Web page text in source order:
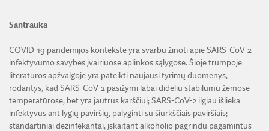
PARTNERIAI, RĖMĖJAI IR MECENATAI
AKADEMIJA ŠIANDIEN
BUKLETAS APIE LMA
VIRTUALI LMA
Simbolika
Apdovanojimai
LMA fondai
Santrauka
COVID-19 pandemijos kontekste yra svarbu žinoti apie SARS-CoV-2
infektyvumo savybes įvairiuose aplinkos sąlygose. Šioje trumpoje
literatūros apžvalgoje yra pateikti naujausi tyrimų duomenys,
rodantys, kad SARS-CoV-2 pasižymi labai dideliu stabilumu žemose
temperatūrose, bet yra jautrus karščiui; SARS-CoV-2 ilgiau išlieka
infektyvus ant lygių paviršių, palyginti su šiurkščiais paviršiais;
standartiniai dezinfekantai, įskaitant alkoholio pagrindu pagamintus